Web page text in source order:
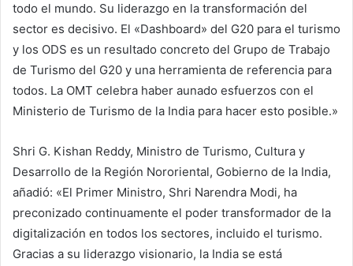
todo el mundo. Su liderazgo en la transformación del
sector es decisivo. El «Dashboard» del G20 para el turismo
y los ODS es un resultado concreto del Grupo de Trabajo
de Turismo del G20 y una herramienta de referencia para
todos. La OMT celebra haber aunado esfuerzos con el
Ministerio de Turismo de la India para hacer esto posible.»
Shri G. Kishan Reddy, Ministro de Turismo, Cultura y
Desarrollo de la Región Nororiental, Gobierno de la India,
añadió: «El Primer Ministro, Shri Narendra Modi, ha
preconizado continuamente el poder transformador de la
digitalización en todos los sectores, incluido el turismo.
Gracias a su liderazgo visionario, la India se está